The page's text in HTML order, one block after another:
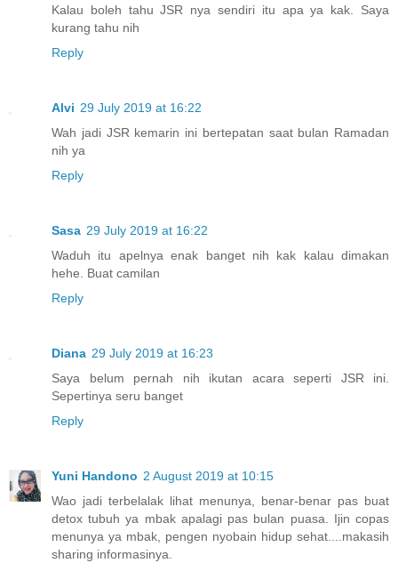
Kalau boleh tahu JSR nya sendiri itu apa ya kak. Saya
kurang tahu nih
Reply
Alvi 29 July 2019 at 16:22
Wah jadi JSR kemarin ini bertepatan saat bulan Ramadan
nih ya
Reply
Sasa 29 July 2019 at 16:22
Waduh itu apelnya enak banget nih kak kalau dimakan
hehe. Buat camilan
Reply
Diana 29 July 2019 at 16:23
Saya belum pernah nih ikutan acara seperti JSR ini.
Sepertinya seru banget
Reply
Yuni Handono 2 August 2019 at 10:15
Wao jadi terbelalak lihat menunya, benar-benar pas buat
detox tubuh ya mbak apalagi pas bulan puasa. Ijin copas
menunya ya mbak, pengen nyobain hidup sehat....makasih
sharing informasinya.